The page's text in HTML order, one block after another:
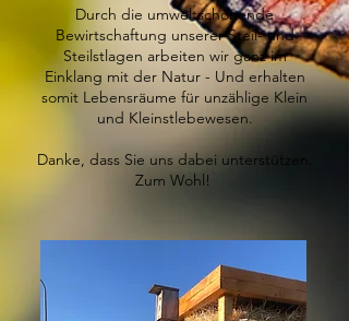
Durch die umweltschonende
Bewirtschaftung unserer Steil- und
Steilstlagen arbeiten wir ganz im
Einklang mit der Natur - Und erhalten
somit Lebensräume für unzählige Klein
und Kleinstlebewesen.
Danke, dass Sie uns dabei unterstützen.
Zum Wohl!